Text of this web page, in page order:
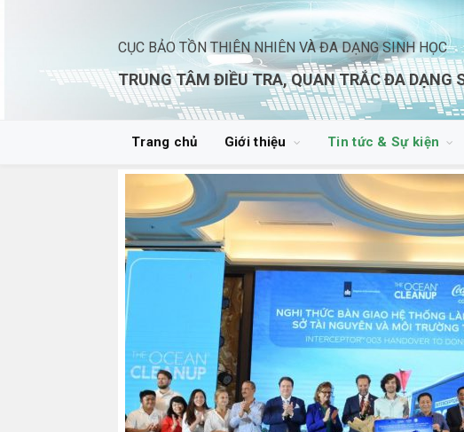
CỤC BẢO TỒN THIÊN NHIÊN VÀ ĐA DẠNG SINH HỌC
TRUNG TÂM ĐIỀU TRA, QUAN TRẮC ĐA DẠNG
Trang chủ Giới thiệu Tin tức & Sự kiện